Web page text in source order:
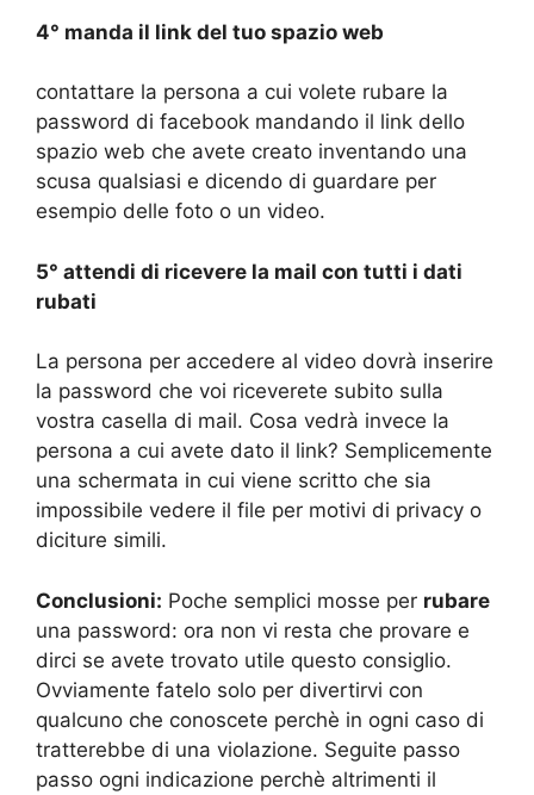
4° manda il link del tuo spazio web
contattare la persona a cui volete rubare la
password di facebook mandando il link dello
spazio web che avete creato inventando una
scusa qualsiasi e dicendo di guardare per
esempio delle foto o un video.
5° attendi di ricevere la mail con tutti i dati
rubati
La persona per accedere al video dovrà inserire
la password che voi riceverete subito sulla
vostra casella di mail. Cosa vedrà invece la
persona a cui avete dato il link? Semplicemente
una schermata in cui viene scritto che sia
impossibile vedere il file per motivi di privacy o
diciture simili.
Conclusioni: Poche semplici mosse per rubare
una password: ora non vi resta che provare e
dirci se avete trovato utile questo consiglio.
Ovviamente fatelo solo per divertirvi con
qualcuno che conoscete perchè in ogni caso di
tratterebbe di una violazione. Seguite passo
passo ogni indicazione perchè altrimenti il